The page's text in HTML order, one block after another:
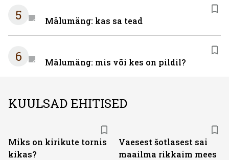
5 Mälumäng: kas sa tead
6 Mälumäng: mis või kes on pildil?
KUULSAD EHITISED
Miks on kirikute tornis
kikas?
Vaesest šotlasest sai
maailma rikkaim mees